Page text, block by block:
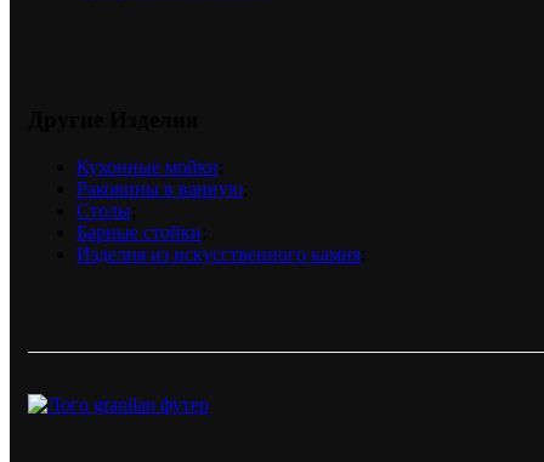
Кухонные мойки
Раковины в ванную
Столы
Барные стойки
Изделия из искусственного камня